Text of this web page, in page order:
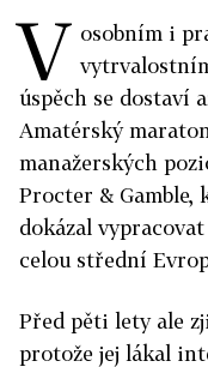
V osobním i
úspěch se dostaví
Amatérský
manažerských
Procter & Gamble,
dokázal
celou střední
Před pěti lety ale
protože jej lákal